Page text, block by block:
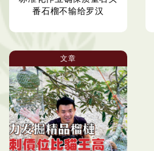
番石榴不输给罗汉
文章